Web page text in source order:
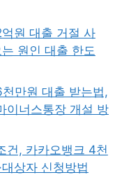
원 대출 거절 사
원인 대출 한도
만원 대출 받는법,
이너스통장 개설 방
건, 카카오뱅크 4천
대상자 신청방법